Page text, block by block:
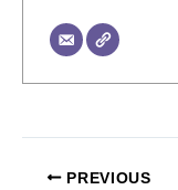
PREVIOUS